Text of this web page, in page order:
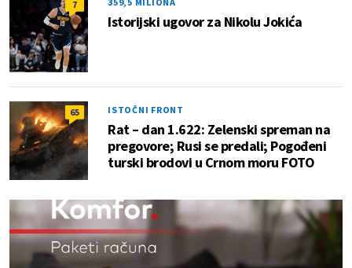
7
Istorijski ugovor za Nikolu Jokića
65 ISTOČNI FRONT
Rat – dan 1.622: Zelenski spreman na
pregovore; Rusi se predali; Pogođeni
turski brodovi u Crnom moru FOTO